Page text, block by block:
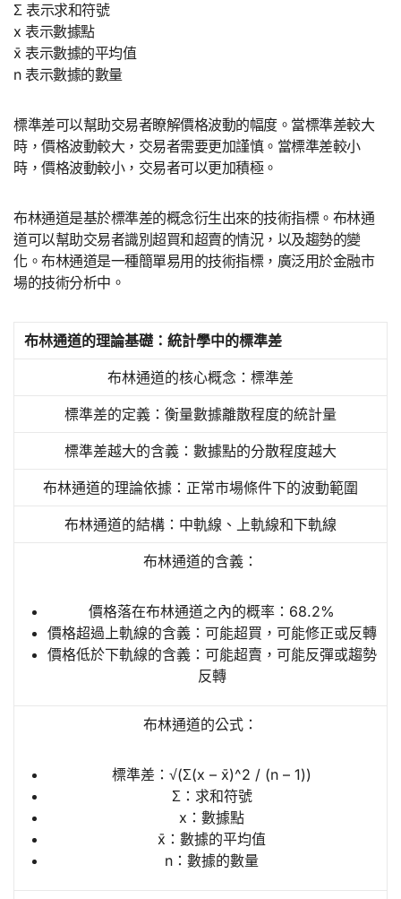
Σ 表示求和符號
x 表示數據點
x̄ 表示數據的平均值
n 表示數據的數量
標準差可以幫助交易者瞭解價格波動的幅度。當標準差較大
時，價格波動較大，交易者需要更加謹慎。當標準差較小
時，價格波動較小，交易者可以更加積極。
布林通道是基於標準差的概念衍生出來的技術指標。布林通
道可以幫助交易者識別超買和超賣的情況，以及趨勢的變
化。布林通道是一種簡單易用的技術指標，廣泛用於金融市
場的技術分析中。
布林通道的理論基礎：統計學中的標準差
布林通道的核心概念：標準差
標準差的定義：衡量數據離散程度的統計量
標準差越大的含義：數據點的分散程度越大
布林通道的理論依據：正常市場條件下的波動範圍
布林通道的結構：中軌線、上軌線和下軌線
布林通道的含義：
價格落在布林通道之內的概率：68.2%
價格超過上軌線的含義：可能超買，可能修正或反轉
價格低於下軌線的含義：可能超賣，可能反彈或趨勢
反轉
布林通道的公式：
標準差：√(Σ(x – x̄)^2 / (n – 1))
Σ：求和符號
x：數據點
x̄：數據的平均值
n：數據的數量